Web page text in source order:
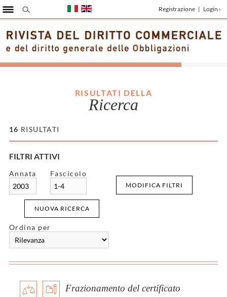
RISULTATI DELLA
Ricerca
16 RISULTATI
FILTRI ATTIVI
Annata
2003
Fascicolo
1-4
MODIFICA FILTRI
NUOVA RICERCA
Ordina per
Frazionamento del certificato
Registrazione | Login ›